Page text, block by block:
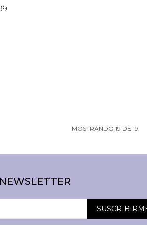
MOSTRANDO19 DE19
NEWSLETTER